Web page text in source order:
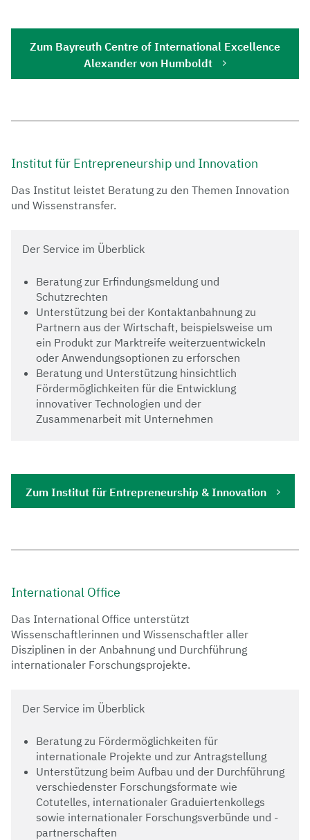
Zum Bayreuth Centre of International Excellence
Alexander von Humboldt
Institut für Entrepreneurship und Innovation
Das Institut leistet Beratung zu den Themen Innovation
und Wissenstransfer.
Der Service im Überblick
Beratung zur Erfindungsmeldung und
Schutzrechten
Unterstützung bei der Kontaktanbahnung zu
Partnern aus der Wirtschaft, beispielsweise um
ein Produkt zur Marktreife weiterzuentwickeln
oder Anwendungsoptionen zu erforschen
Beratung und Unterstützung hinsichtlich
Fördermöglichkeiten für die Entwicklung
innovativer Technologien und der
Zusammenarbeit mit Unternehmen
Zum Institut für Entrepreneurship & Innovation
International Office
Das International Office unterstützt
Wissenschaftlerinnen und Wissenschaftler aller
Disziplinen in der Anbahnung und Durchführung
internationaler Forschungsprojekte.
Der Service im Überblick
Beratung zu Fördermöglichkeiten für
internationale Projekte und zur Antragstellung
Unterstützung beim Aufbau und der Durchführung
verschiedenster Forschungsformate wie
Cotutelles, internationaler Graduiertenkollegs
sowie internationaler Forschungsverbünde und -
partnerschaften